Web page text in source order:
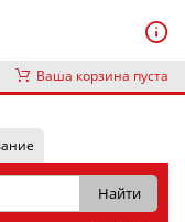
Ваша корзина пуста